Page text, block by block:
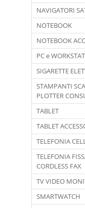
NAVIGATORI
NOTEBOOK
NOTEBOOK
PC e
SIGARETTE
STAMPANTI
PLOTTER
TABLET
TABLET
TELEFONIA
TELEFONIA
CORDLESS FAX
TV VIDEO
SMARTWATCH